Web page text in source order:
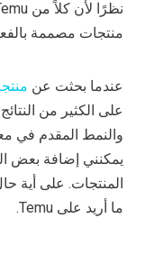
منتجات مصممة
عندما بحثت عن
على الكثير من
والنمط المقدم في
يمكنني إضافة بعض
المنتجات. على أية
ما أريد على Temu.